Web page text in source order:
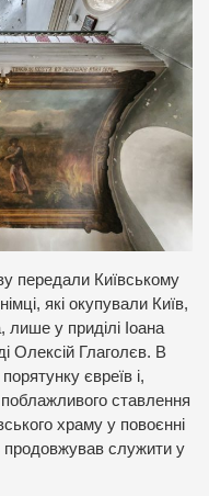
передали Київському
які окупували Київ,
у приділі Іоана
Олексій Глаголєв. В
євреїв і,
ставлення
храму у повоєнні
продовжував служити у